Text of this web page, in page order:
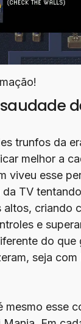
trunfos da
melhor a
viveu esse
da TV
altos, criando
e
do que
seja
mesmo esse